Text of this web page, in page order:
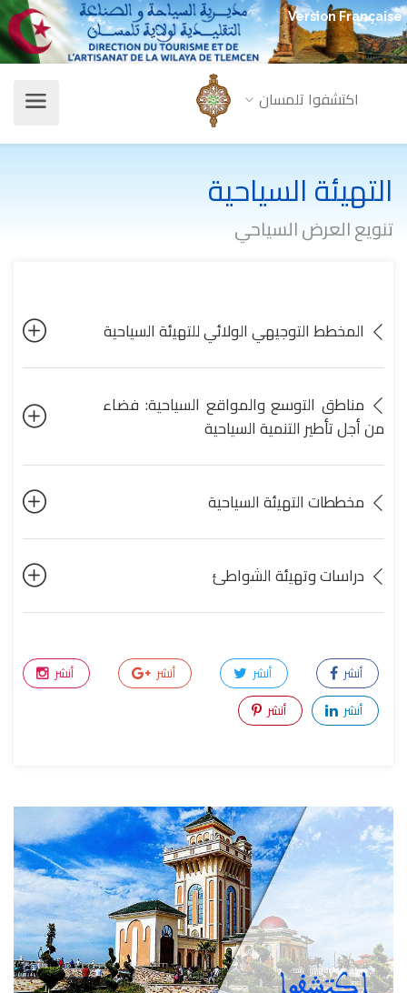
Version Française
اكتشفوا تلمسان
التهيئة السياحية
تنويع العرض السياحي
المخطط التوجيهي الولائي للتهيئة السياحية
مناطق التوسع والمواقع السياحية: فضاء
من أجل تأطير التنمية السياحية
مخططات التهيئة السياحية
دراسات وتهيئة الشواطئ
أنشر أنشر أنشر
أنشر
أنشر
أنشر